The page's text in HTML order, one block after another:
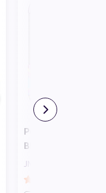
Puff JNR ZPluse
Blueberry
JNR Zpluse